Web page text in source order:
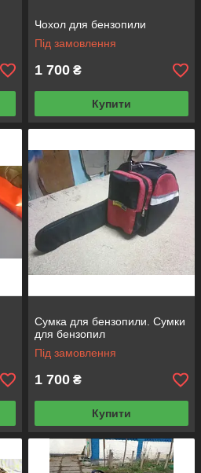
Чохол для бензопили
Під замовлення
1 700 ₴
Купити
Сумка для бензопили. Сумки
для бензопил
Під замовлення
1 700 ₴
Купити